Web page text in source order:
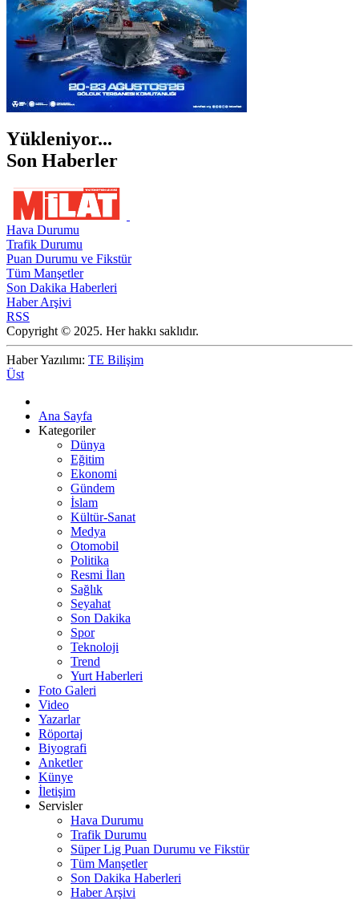
Yükleniyor...
Son Haberler
Hava Durumu
Trafik Durumu
Puan Durumu ve Fikstür
Tüm Manşetler
Son Dakika Haberleri
Haber Arşivi
RSS
Copyright © 2025. Her hakkı saklıdır.
Haber Yazılımı: TE Bilişim
Üst
Ana Sayfa
Kategoriler
Dünya
Eğitim
Ekonomi
Gündem
İslam
Kültür-Sanat
Medya
Otomobil
Politika
Resmi İlan
Sağlık
Seyahat
Son Dakika
Spor
Teknoloji
Trend
Yurt Haberleri
Foto Galeri
Video
Yazarlar
Röportaj
Biyografi
Anketler
Künye
İletişim
Servisler
Hava Durumu
Trafik Durumu
Süper Lig Puan Durumu ve Fikstür
Tüm Manşetler
Son Dakika Haberleri
Haber Arşivi